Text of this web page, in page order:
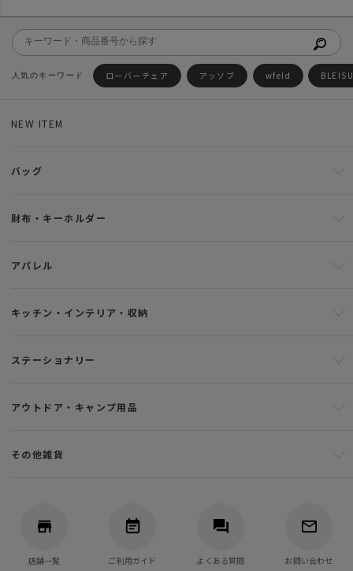
ローバーチェア アッソブ wfeld
NEW ITEM
バッグ
財布・キーホルダー
アパレル
キッチン・インテリア・収納
ステーショナリー
アウトドア・キャンプ用品
その他雑貨
店舗一覧 ご利用ガイド よくある質問 お問い合わせ